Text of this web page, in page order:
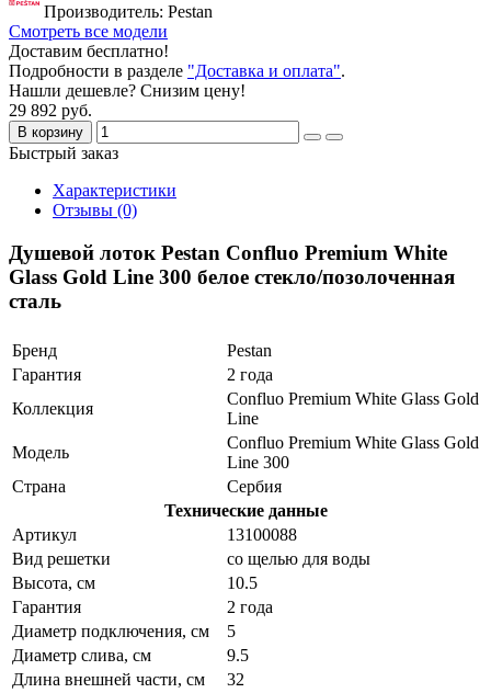
Производитель: Pestan
Смотреть все модели
Доставим бесплатно!
Подробности в разделе "Доставка и оплата".
Нашли дешевле? Снизим цену!
29 892 руб.
В корзину
Быстрый заказ
Характеристики
Отзывы (0)
Душевой лоток Pestan Confluo Premium White
Glass Gold Line 300 белое стекло/позолоченная
сталь
Бренд
Pestan
Гарантия
2 года
Коллекция
Confluo Premium White Glass Gold
Line
Модель
Confluo Premium White Glass Gold
Line 300
Страна
Сербия
Технические данные
Артикул
13100088
Вид решетки
со щелью для воды
Высота, см
10.5
Гарантия
2 года
Диаметр подключения, см
5
Диаметр слива, см
9.5
Длина внешней части, см
32